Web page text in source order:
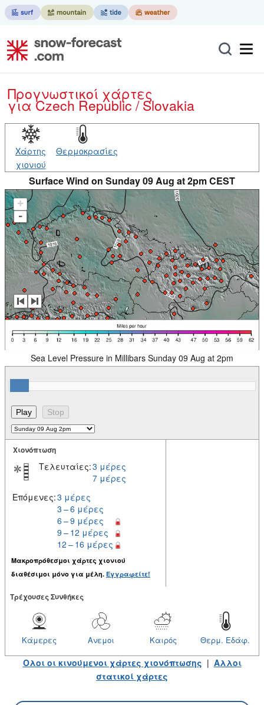
Προγνωστικοί χάρτες
για Czech Republic / Slovakia
Χάρτης
χιονιού
Θερμοκρασίες
Surface Wind on Sunday 09 Aug at 2pm CEST
+
-
Sea Level Pressure in Millibars Sunday 09 Aug at 2pm
Χιονόπτωση
Τελευταίες:3 μέρες
7 μέρες
Επόμενες:3 μέρες
3 – 6 μέρες
6 – 9 μέρες
9 – 12 μέρες
12 – 16 μέρες
Μακροπρόθεσμοι χάρτες χιονιού
διαθέσιμοι μόνο για μέλη. Εγγραφείτε!
Tρέχουσες Συνθήκες
Θερμ. Εδάφ.
Καιρός
Ανεμοι
Κάμερες
Ολοι οι κινούμενοι χάρτες χιονόπτωσης | Αλλοι
στατικοί χάρτες